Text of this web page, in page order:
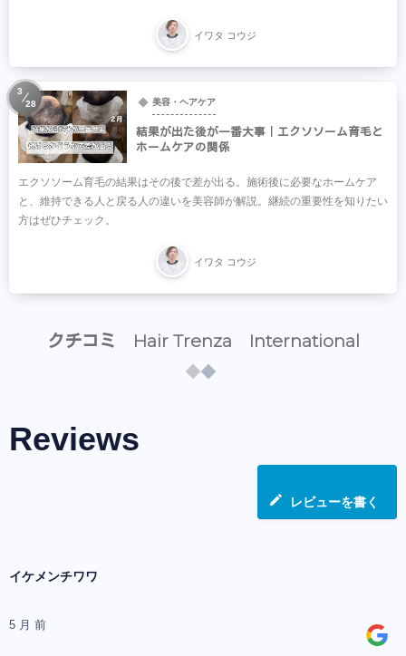
イワタ コウジ
美容・ヘアケア
結果が出た後が一番大事｜エクソソーム育毛と
ホームケアの関係
エクソソーム育毛の結果はその後で差が出る。施術後に必要なホームケア
と、維持できる人と戻る人の違いを美容師が解説。継続の重要性を知りたい
方はぜひチェック。
イワタ コウジ
3
28
クチコミ Hair Trenza International
Reviews
レビューを書く
イケメンチワワ
5 月 前